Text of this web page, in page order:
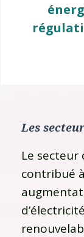
Les
Le secteur
contribué